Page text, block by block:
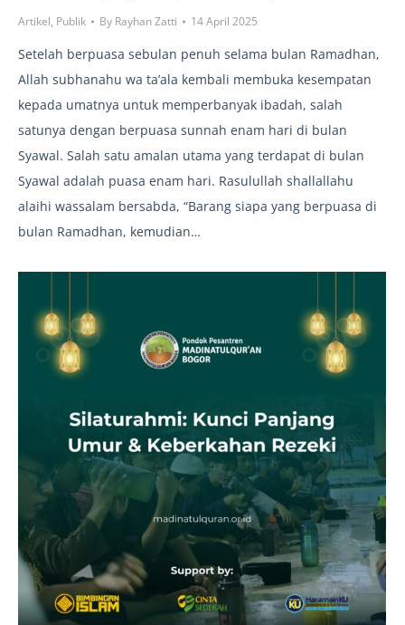
Artikel, Publik By Rayhan Zatti 14 April 2025
Setelah berpuasa sebulan penuh selama bulan Ramadhan,
Allah subhanahu wa ta’ala kembali membuka kesempatan
kepada umatnya untuk memperbanyak ibadah, salah
satunya dengan berpuasa sunnah enam hari di bulan
Syawal. Salah satu amalan utama yang terdapat di bulan
Syawal adalah puasa enam hari. Rasulullah shallallahu
alaihi wassalam bersabda, “Barang siapa yang berpuasa di
bulan Ramadhan, kemudian…